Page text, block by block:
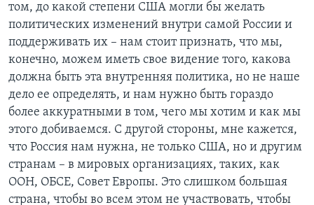
том, до какой степени США могли бы желать
политических изменений внутри самой России и
поддерживать их – нам стоит признать, что мы,
конечно, можем иметь свое видение того, какова
должна быть эта внутренняя политика, но не наше
дело ее определять, и нам нужно быть гораздо
более аккуратными в том, чего мы хотим и как мы
этого добиваемся. С другой стороны, мне кажется,
что Россия нам нужна, не только США, но и другим
странам – в мировых организациях, таких, как
ООН, ОБСЕ, Совет Европы. Это слишком большая
страна, чтобы во всем этом не участвовать, чтобы